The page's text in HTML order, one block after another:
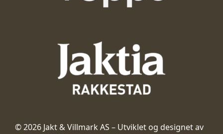
© 2026 Jakt & Villmark AS – Utviklet og designet av